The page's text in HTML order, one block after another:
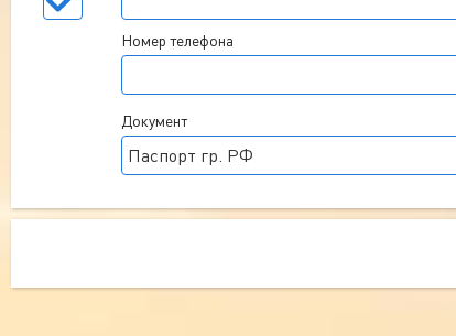
Номер телефона
Документ
Паспорт гр. РФ